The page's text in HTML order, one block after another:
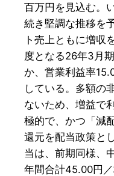
百万円を見込む。
続き堅調な推移を
ト売上ともに増収
度となる26年3月
か、営業利益率
している。多額の
ないため、増益で
極的で、かつ「減
還元を配当政策と
当は、前期同様、
年間合計45.00円